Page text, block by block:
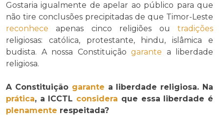
Gostaria igualmente de apelar ao público para que
não tire conclusões precipitadas de que Timor-Leste
reconhece apenas cinco religiões ou tradições
religiosas: católica, protestante, hindu, islâmica e
budista. A nossa Constituição garante a liberdade
religiosa.
A Constituição garante a liberdade religiosa. Na
prática, a ICCTL considera que essa liberdade é
plenamente respeitada?